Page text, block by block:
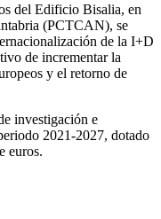
del Edificio Bisalia, en
(PCTCAN), se
de la I+D
de incrementar la
y el retorno de
investigación e
2021-2027, dotado
euros.